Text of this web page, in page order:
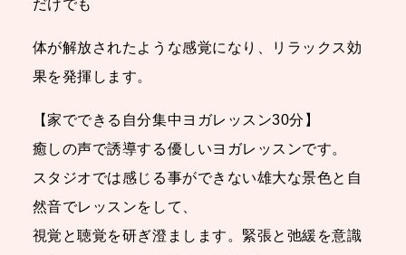
だけでも
体が解放されたような感覚になり、リラックス効
果を発揮します。
【家でできる自分集中ヨガレッスン30分】
癒しの声で誘導する優しいヨガレッスンです。
スタジオでは感じる事ができない雄大な景色と自
然音でレッスンをして、
視覚と聴覚を研ぎ澄まします。緊張と弛緩を意識